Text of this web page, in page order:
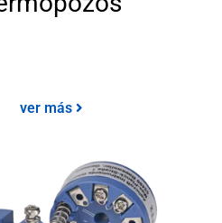
ver más